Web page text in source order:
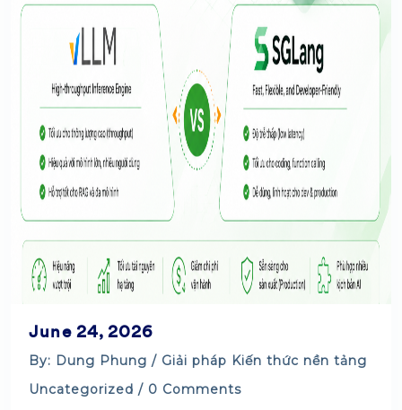
June 24, 2026
By: Dung Phung / Giải pháp Kiến thức nền tảng
Uncategorized / 0 Comments